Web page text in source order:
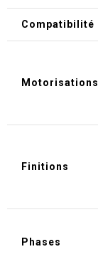
Compatibilité
Motorisations
Finitions
Phases